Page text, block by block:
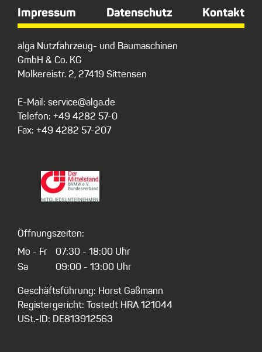
Impressum Datenschutz Kontakt
alga Nutzfahrzeug- und Baumaschinen
GmbH & Co. KG
Molkereistr. 2, 27419 Sittensen
E-Mail: service@alga.de
Telefon: +49 4282 57-0
Fax: +49 4282 57-207
Öffnungszeiten:
Mo - Fr
Sa
07:30 - 18:00 Uhr
09:00 - 13:00 Uhr
Geschäftsführung: Horst Gaßmann
Registergericht: Tostedt HRA 121044
USt.-ID: DE813912563